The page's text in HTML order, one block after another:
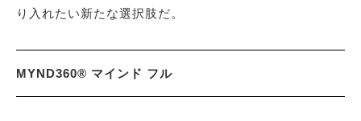
り入れたい新たな選択肢だ。
MYND360® マインド フル